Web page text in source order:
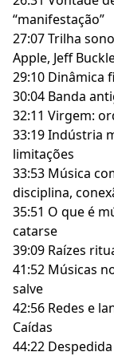
“manifestação”
27:07 Trilha
Apple, Jeff
29:10 Dinâmica
30:04 Banda
32:11 Virgem:
33:19 Indústria
limitações
33:53 Música
disciplina,
35:51 O que é
catarse
39:09 Raízes
41:52 Músicas
salve
42:56 Redes e
Caídas
44:22